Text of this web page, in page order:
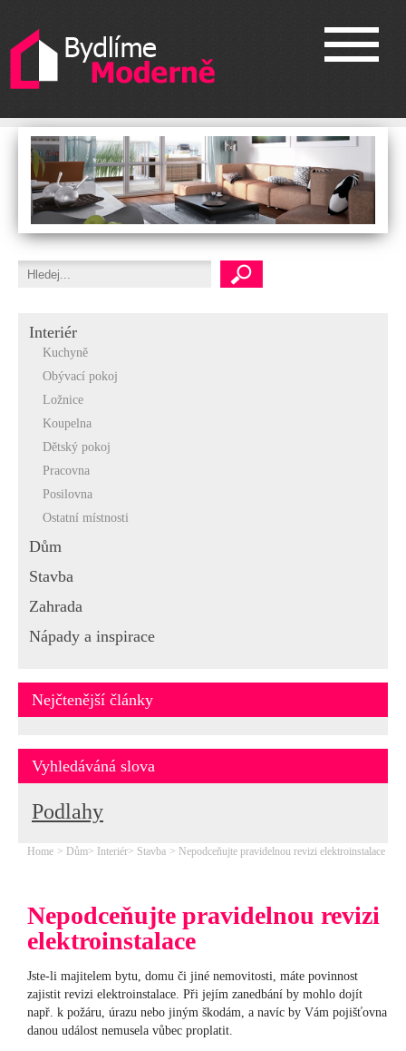
Interiér
Kuchyně
Obývací pokoj
Ložnice
Koupelna
Dětský pokoj
Pracovna
Posilovna
Ostatní místnosti
Dům
Stavba
Zahrada
Nápady a inspirace
Nejčtenější články
Vyhledáváná slova
Podlahy
Home Dům Interiér Stavba Nepodceňujte pravidelnou revizi elektroinstalace
Nepodceňujte pravidelnou revizi
elektroinstalace
Jste-li majitelem bytu, domu či jiné nemovitosti, máte povinnost
zajistit revizi elektroinstalace. Při jejím zanedbání by mohlo dojít
např. k požáru, úrazu nebo jiným škodám, a navíc by Vám pojišťovna
danou událost nemusela vůbec proplatit.